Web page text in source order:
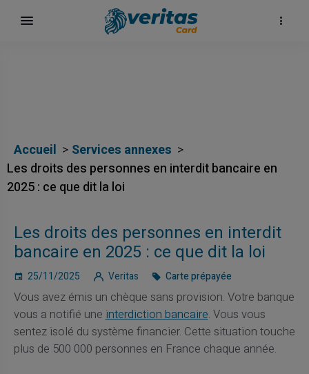
Accueil
Services annexes
Les droits des personnes en interdit bancaire en
2025 : ce que dit la loi
Les droits des personnes en interdit
bancaire en 2025 : ce que dit la loi
25/11/2025 Veritas Carte prépayée
Vous avez émis un chèque sans provision. Votre banque
vous a notifié uneinterdiction bancaire. Vous vous
sentez isolé du système financier. Cette situation touche
plus de 500 000 personnes en France chaque année.